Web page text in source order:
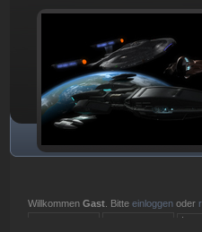
WillkommenGast . Bitteeinloggen oder